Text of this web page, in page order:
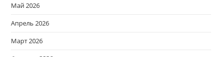
Май 2026
Апрель 2026
Март 2026